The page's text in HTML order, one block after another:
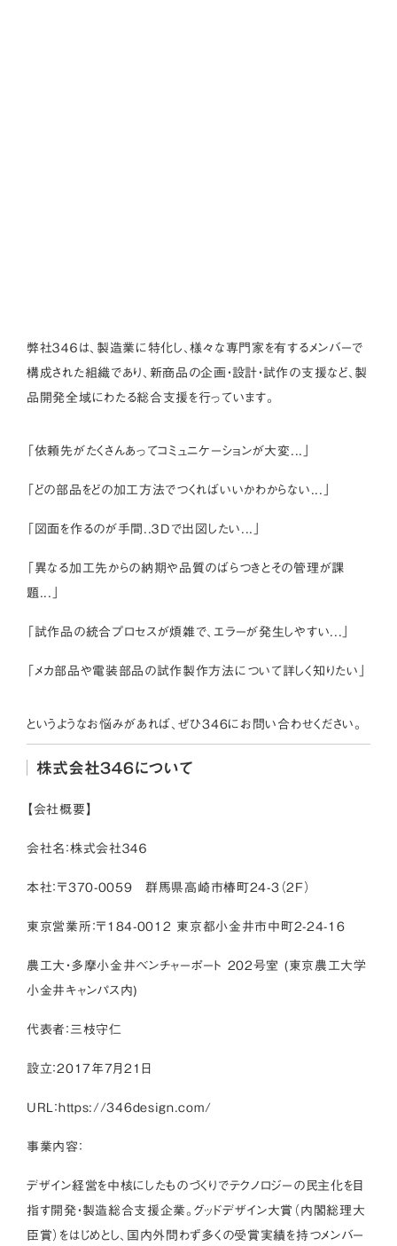
弊社３４６は、製造業に特化し、様々な専門家を有するメンバーで
構成された組織であり、新商品の企画・設計・試作の支援など、製
品開発全域にわたる総合支援を行っています。
「依頼先がたくさんあってコミュニケーションが大変...」
「どの部品をどの加工方法でつくればいいかわからない...」
「図面を作るのが手間..３Dで出図したい...」
「異なる加工先からの納期や品質のばらつきとその管理が課
題...」
「試作品の統合プロセスが煩雑で、エラーが発生しやすい...」
「メカ部品や電装部品の試作製作方法について詳しく知りたい」
というようなお悩みがあれば、ぜひ346にお問い合わせください。
株式会社３４６について
【会社概要】
会社名：株式会社３４６
本社：〒370-0059 群馬県高崎市椿町24-3（2F）
東京営業所：〒184-0012 東京都小金井市中町2-24-16
農工大・多摩小金井ベンチャーポート 202号室 (東京農工大学
小金井キャンパス内)
代表者：三枝守仁
設立：2017年7月21日
URL：https://346design.com/
事業内容：
デザイン経営を中核にしたものづくりでテクノロジーの民主化を目
指す開発・製造総合支援企業。グッドデザイン大賞（内閣総理大
臣賞）をはじめとし、国内外問わず多くの受賞実績を持つメンバー